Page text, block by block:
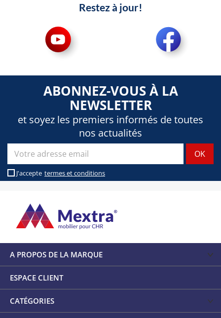
Restez à jour!
ABONNEZ-VOUS À LA
NEWSLETTER
et soyez les premiers informés de toutes
nos actualités
J'accepte termes et conditions
A PROPOS DE LA MARQUE
ESPACE CLIENT
CATÉGORIES